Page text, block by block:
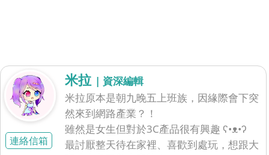
連絡信箱
米拉 | 資深編輯
米拉原本是朝九晚五上班族，因緣際會下突
然來到網路產業？！
雖然是女生但對於3C產品很有興趣 ʕ•ᴥ•ʔ
最討厭整天待在家裡、喜歡到處玩，想跟大